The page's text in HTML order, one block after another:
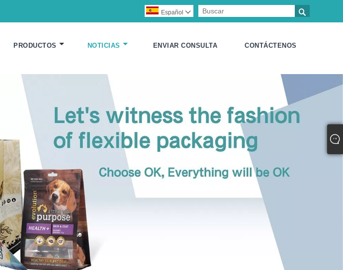

Español 
PRODUCTOS NOTICIAS ENVIAR CONSULTA CONTÁCTENOS